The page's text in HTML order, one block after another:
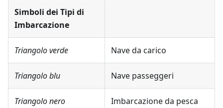
Simboli dei Tipi di
Imbarcazione
Triangolo verde Nave da carico
Triangolo blu Nave passeggeri
Triangolo nero Imbarcazione da pesca